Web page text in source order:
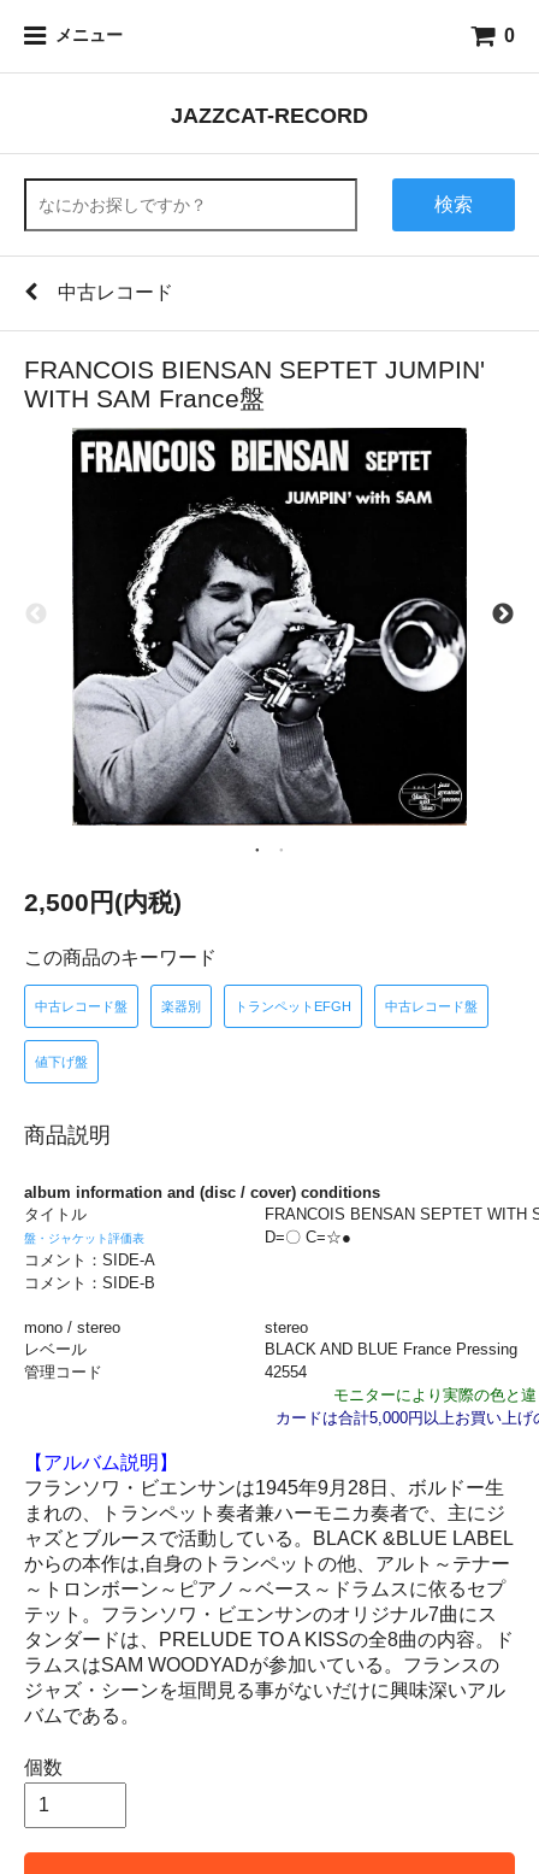
メニュー 0
JAZZCAT-RECORD
検索
中古レコード
FRANCOIS BIENSAN SEPTET JUMPIN'
WITH SAM France盤
2,500円(内税)
この商品のキーワード
中古レコード盤 楽器別 トランペットEFGH 中古レコード盤
値下げ盤
商品説明
album information and (disc / cover) conditions
タイトル
FRANCOIS BENSAN SEPTET WITH
盤・ジャケット評価表
D=〇 C=☆●
コメント：SIDE-A
コメント：SIDE-B
mono / stereo
stereo
レベール
BLACK AND BLUE France Pressing
管理コード
42554
モニターにより実際の色と
カードは合計5,000円以上お買い上
【アルバム説明】
フランソワ・ビエンサンは1945年9月28日、ボルドー生
まれの、トランペット奏者兼ハーモニカ奏者で、主にジ
ャズとブルースで活動している。BLACK &BLUE LABEL
からの本作は,自身のトランペットの他、アルト～テナー
～トロンボーン～ピアノ～ベース～ドラムスに依るセプ
テット。フランソワ・ビエンサンのオリジナル7曲にス
タンダードは、PRELUDE TO A KISSの全8曲の内容。ド
ラムスはSAM WOODYADが参加いている。フランスの
ジャズ・シーンを垣間見る事がないだけに興味深いアル
バムである。
個数